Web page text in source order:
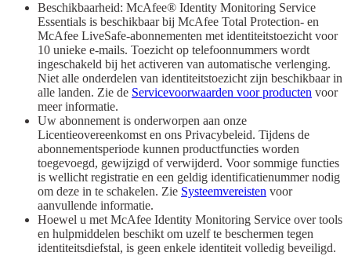
Beschikbaarheid: McAfee® Identity Monitoring Service
Essentials is beschikbaar bij McAfee Total Protection- en
McAfee LiveSafe-abonnementen met identiteitstoezicht voor
10 unieke e-mails. Toezicht op telefoonnummers wordt
ingeschakeld bij het activeren van automatische verlenging.
Niet alle onderdelen van identiteitstoezicht zijn beschikbaar in
alle landen. Zie de Servicevoorwaarden voor producten voor
meer informatie.
Uw abonnement is onderworpen aan onze
Licentieovereenkomst en ons Privacybeleid. Tijdens de
abonnementsperiode kunnen productfuncties worden
toegevoegd, gewijzigd of verwijderd. Voor sommige functies
is wellicht registratie en een geldig identificatienummer nodig
om deze in te schakelen. Zie Systeemvereisten voor
aanvullende informatie.
Hoewel u met McAfee Identity Monitoring Service over tools
en hulpmiddelen beschikt om uzelf te beschermen tegen
identiteitsdiefstal, is geen enkele identiteit volledig beveiligd.